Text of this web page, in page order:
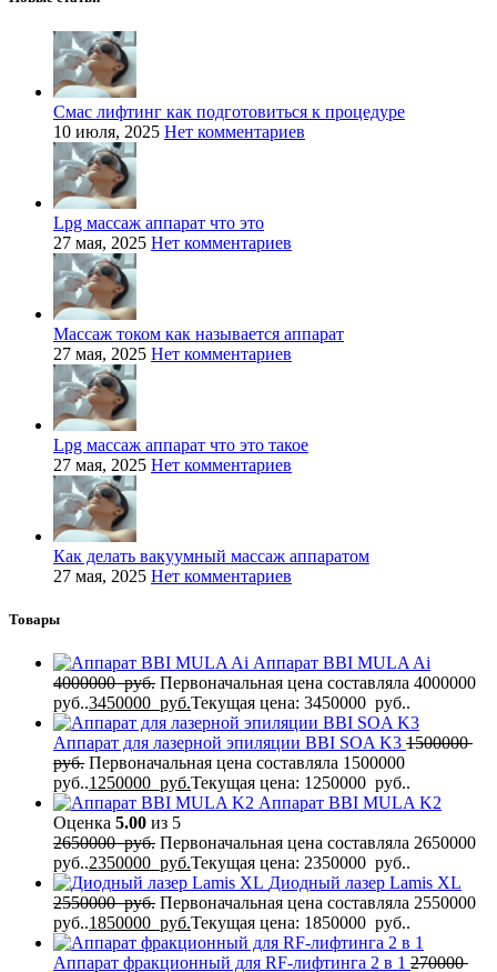
Смас лифтинг как подготовиться к процедуре
10 июля, 2025 Нет комментариев
Lpg массаж аппарат что это
27 мая, 2025 Нет комментариев
Массаж током как называется аппарат
27 мая, 2025 Нет комментариев
Lpg массаж аппарат что это такое
27 мая, 2025 Нет комментариев
Как делать вакуумный массаж аппаратом
27 мая, 2025 Нет комментариев
Товары
Аппарат BBI MULA Ai
4000000руб. Первоначальная цена составляла 4000000
руб..3450000 руб.Текущая цена: 3450000 руб..
Аппарат для лазерной эпиляции BBI SOA K3 1500000
руб. Первоначальная цена составляла 1500000
руб..1250000 руб.Текущая цена: 1250000 руб..
Аппарат BBI MULA K2
Оценка 5.00 из 5
2650000руб. Первоначальная цена составляла 2650000
руб..2350000 руб.Текущая цена: 2350000 руб..
Диодный лазер Lamis XL
2550000руб. Первоначальная цена составляла 2550000
руб..1850000 руб.Текущая цена: 1850000 руб..
Аппарат фракционный для RF-лифтинга 2 в 1 270000